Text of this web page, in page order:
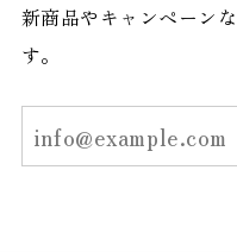
新商品やキャンペーン
す。